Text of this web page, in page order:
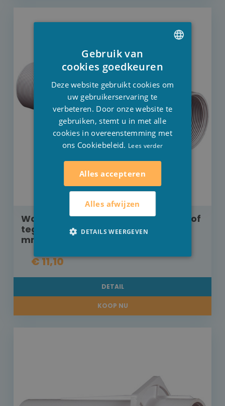
Wanddoorvoer 250 mm voor beton of
tegel zwembad Hayward 2"M - 50
mm
€ 11,10
DETAIL
KOOP NU
ENGLISH
Gebruik van
cookies goedkeuren
Deze website gebruikt cookies om
uw gebruikerservaring te
verbeteren. Door onze website te
gebruiken, stemt u in met alle
cookies in overeenstemming met
ons Cookiebeleid. Lees verder
Alles accepteren
Alles afwijzen
DETAILS WEERGEVEN